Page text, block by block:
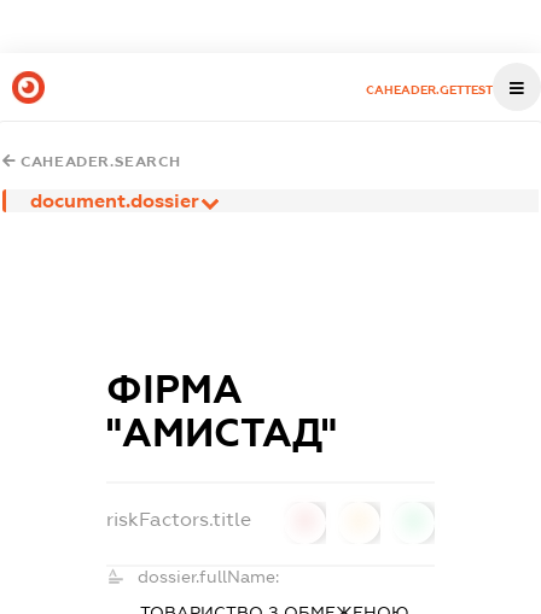
CAHEADER.GETTEST
CAHEADER.SEARCH
document.dossier
ФІРМА
"АМИСТАД"
riskFactors.title
dossier.fullName: